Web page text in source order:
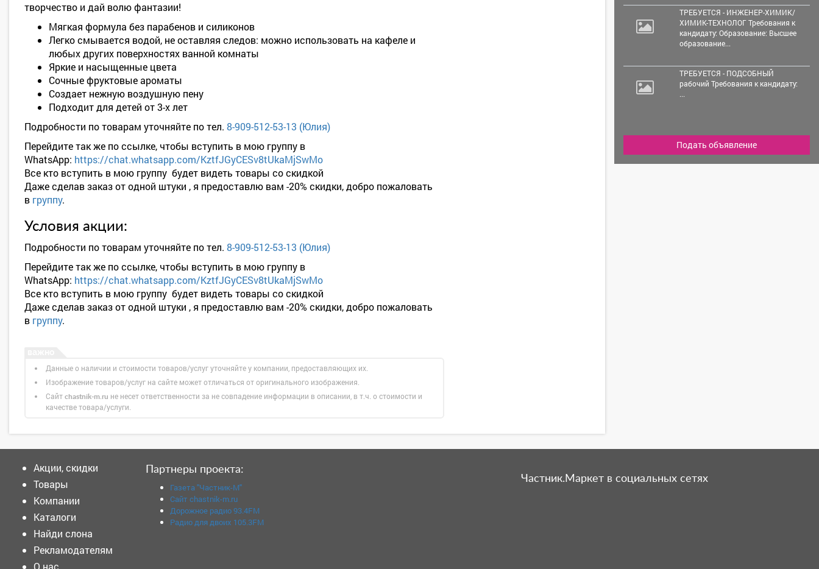
творчество и дай волю фантазии!
Мягкая формула без парабенов и силиконов
Легко смывается водой, не оставляя следов: можно использовать на кафеле и
любых других поверхностях ванной комнаты
Яркие и насыщенные цвета
Сочные фруктовые ароматы
Создает нежную воздушную пену
Подходит для детей от 3-х лет
Подробности по товарам уточняйте по тел. 8-909-512-53-13 (Юлия)
Перейдите так же по ссылке, чтобы вступить в мою группу в
WhatsApp: https://chat.whatsapp.com/KztfJGyCESv8tUkaMjSwMo
Все кто вступить в мою группу будет видеть товары со скидкой
Даже сделав заказ от одной штуки , я предоставлю вам -20% скидки, добро пожаловать
в группу.
Условия акции:
Подробности по товарам уточняйте по тел. 8-909-512-53-13 (Юлия)
Перейдите так же по ссылке, чтобы вступить в мою группу в
WhatsApp: https://chat.whatsapp.com/KztfJGyCESv8tUkaMjSwMo
Все кто вступить в мою группу будет видеть товары со скидкой
Даже сделав заказ от одной штуки , я предоставлю вам -20% скидки, добро пожаловать
в группу.
Данные о наличии и стоимости товаров/услуг уточняйте у компании, предоставляющих их.
Изображение товаров/услуг на сайте может отличаться от оригинального изображения.
Сайт chastnik-m.ru не несет ответственности за не совпадение информации в описании, в т.ч. о стоимости и
качестве товара/услуги.
ТРЕБУЕТСЯ - ИНЖЕНЕР-ХИМИК/
ХИМИК-ТЕХНОЛОГ Требования к
кандидату: Образование: Высшее
образование...
ТРЕБУЕТСЯ - ПОДСОБНЫЙ
рабочий Требования к кандидату:
...
Подать объявление
Акции, скидки
Товары
Компании
Каталоги
Найди слона
Рекламодателям
О нас
Партнеры проекта:
Газета "Частник-М"
Сайт chastnik-m.ru
Дорожное радио 93.4FM
Радио для двоих 105.3FM
Частник.Маркет в социальных сетях